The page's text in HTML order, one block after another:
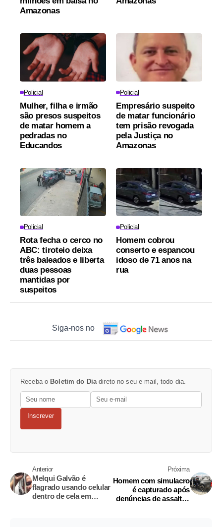
Amazonas
Policial
Mulher, filha e irmão
são presos suspeitos
de matar homem a
pedradas no
Educandos
Policial
Empresário suspeito
de matar funcionário
tem prisão revogada
pela Justiça no
Amazonas
Policial
Rota fecha o cerco no
ABC: tiroteio deixa
três baleados e liberta
duas pessoas
mantidas por
suspeitos
Policial
Homem cobrou
conserto e espancou
idoso de 71 anos na
rua
Siga-nos no
Receba o Boletim do Diadireto no seu e-mail, todo dia.
Inscrever
Anterior
Melqui Galvão é
flagrado usando celular
dentro de cela em
Próxima
Homem com simulacro
é capturado após
denúncias de assaltos